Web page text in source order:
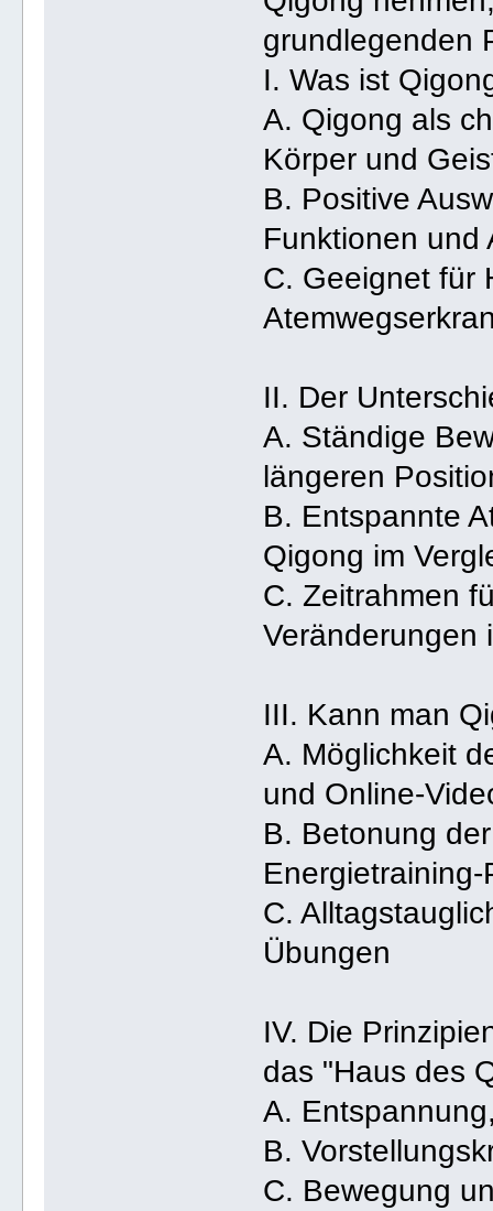
grundlegenden
I. Was ist
A. Qigong als
Körper und
B. Positive
Funktionen und
C. Geeignet für
II. Der
A. Ständige
längeren
B. Entspannte
Qigong im
C. Zeitrahmen
Veränderungen
III. Kann man
A. Möglichkeit
und Online-
B. Betonung
Energietraining-
C.
Übungen
IV. Die
das "Haus des
A.
B.
C. Bewegung